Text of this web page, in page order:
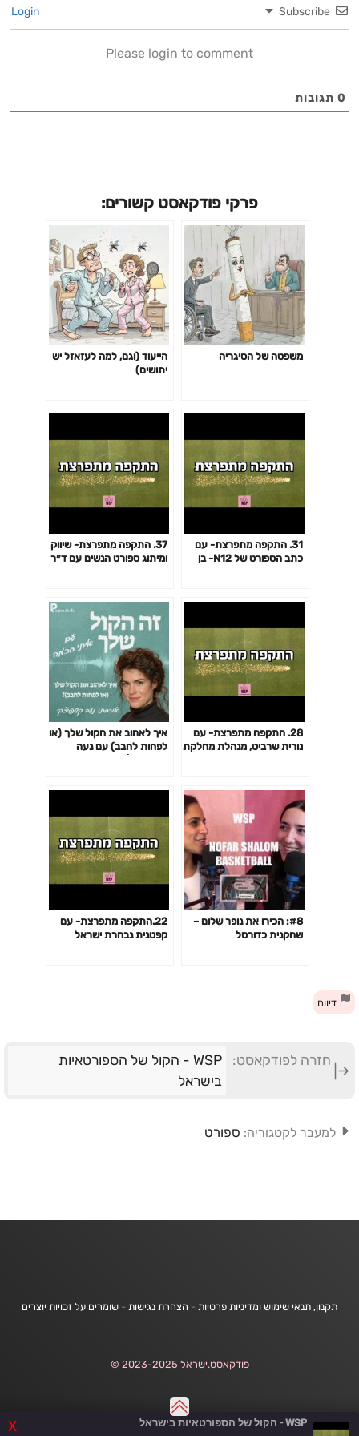
X WSP - הקול של הספורטאיות בישראל
Subscribe
Please login to comment
0 תגובות
פרקי פודקאסט קשורים:
משפטה של הסיגריה
הייעוד (וגם, למה לעזאזל יש
יתושים)
31. התקפה מתפרצת- עם
כתב הספורט של N12- בן
37. התקפה מתפרצת- שיווק
ומיתוג ספורט הנשים עם ד״ר
28. התקפה מתפרצת- עם
נורית שרביט, מנהלת מחלקת
איך לאהוב את הקול שלך (או
לפחות לחבב) עם נעה
#8: הכירו את נופר שלום –
שחקנית כדורסל
22.התקפה מתפרצת- עם
קפטנית נבחרת ישראל
דיווח
חזרה לפודקאסט:
WSP - הקול של הספורטאיות
בישראל
למעבר לקטגוריה: ספורט
תקנון, תנאי שימוש ומדיניות פרטיות - הצהרת נגישות - שומרים על זכויות יוצרים
פודקאסט.ישראל 2023-2025 ©